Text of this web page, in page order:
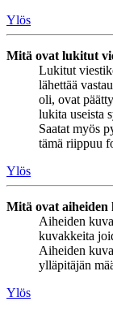
Ylös
Mitä ovat lukitut
Lukitut
lähettää
oli, ovat
lukita useista
Saatat myös
tämä riippuu
Ylös
Mitä ovat aiheiden
Aiheiden
kuvakkeita
Aiheiden
ylläpitäjän
Ylös